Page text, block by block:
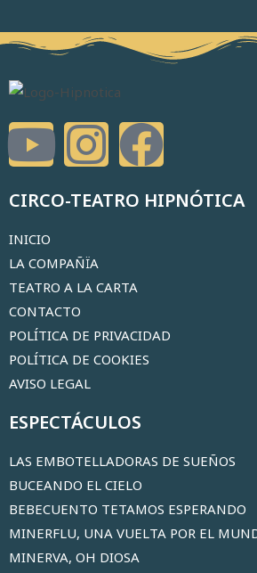
CIRCO-TEATRO HIPNÓTICA
INICIO
LA COMPAÑÏA
TEATRO A LA CARTA
CONTACTO
POLÍTICA DE PRIVACIDAD
POLÍTICA DE COOKIES
AVISO LEGAL
ESPECTÁCULOS
LAS EMBOTELLADORAS DE SUEÑOS
BUCEANDO EL CIELO
BEBECUENTO TETAMOS ESPERANDO
MINERFLU, UNA VUELTA POR EL
MINERVA, OH DIOSA